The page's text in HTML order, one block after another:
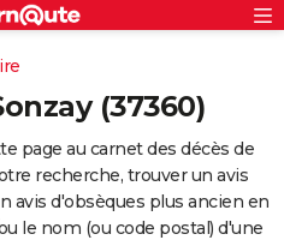
(37360)
page au carnet des décès de
recherche, trouver un avis
avis d'obsèques plus ancien en
le nom (ou code postal) d'une